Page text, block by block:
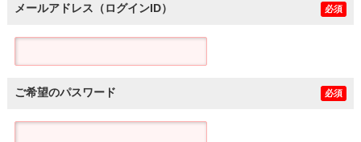
メールアドレス（ログインID） 必須
ご希望のパスワード 必須